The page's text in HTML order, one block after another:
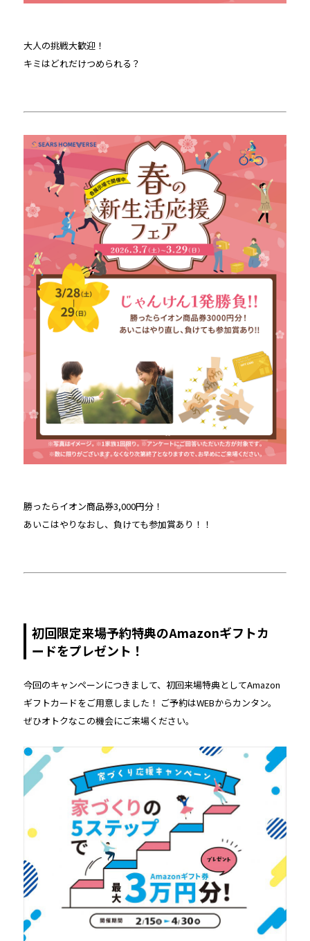
大人の挑戦大歓迎！
キミはどれだけつめられる？
勝ったらイオン商品券3,000円分！
あいこはやりなおし、負けても参加賞あり！！
初回限定来場予約特典のAmazonギフトカ
ードをプレゼント！
今回のキャンペーンにつきまして、初回来場特典としてAmazon
ギフトカードをご用意しました！ ご予約はWEBからカンタン。
ぜひオトクなこの機会にご来場ください。